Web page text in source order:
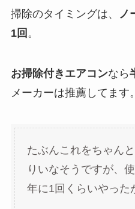
掃除のタイミングは、 ノ
1回 。
お掃除付きエアコンなら
メーカーは推薦してます。
たぶんこれをちゃん
りいなそうですが、
年に1回くらいやった